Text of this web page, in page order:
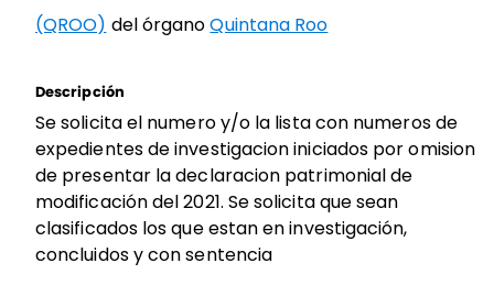
(QROO) del órganoQuintana Roo
Descripción
Se solicita el numero y/o la lista con numeros de
expedientes de investigacion iniciados por omision
de presentar la declaracion patrimonial de
modificación del 2021. Se solicita que sean
clasificados los que estan en investigación,
concluidos y con sentencia